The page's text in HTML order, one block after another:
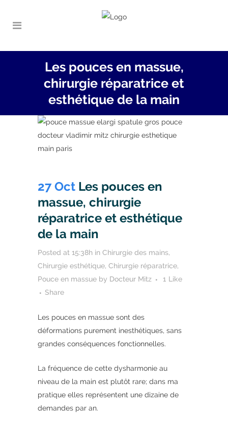
Les pouces en massue,
chirurgie réparatrice et
esthétique de la main
27 Oct Les pouces en
massue, chirurgie
réparatrice et esthétique
de la main
Posted at 15:38h in Chirurgie des mains,
Chirurgie esthétique, Chirurgie réparatrice,
Pouce en massue by Docteur Mitz 1 Like
Share
Les pouces en massue sont des
déformations purement inesthétiques, sans
grandes conséquences fonctionnelles.
La fréquence de cette dysharmonie au
niveau de la main est plutôt rare; dans ma
pratique elles représentent une dizaine de
demandes par an.